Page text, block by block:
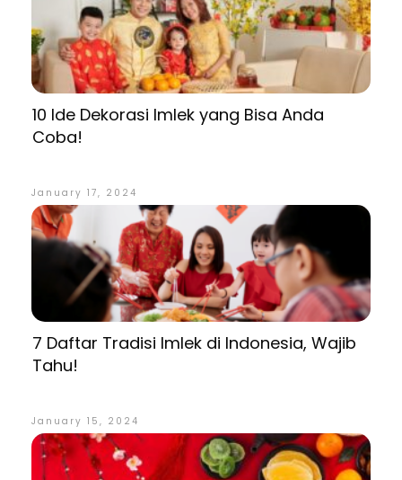
10 Ide Dekorasi Imlek yang Bisa Anda
Coba!
January 17, 2024
7 Daftar Tradisi Imlek di Indonesia, Wajib
Tahu!
January 15, 2024